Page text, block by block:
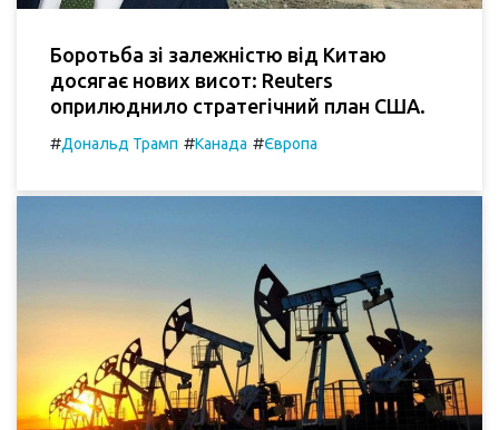
Боротьба зі залежністю від Китаю
досягає нових висот: Reuters
оприлюднило стратегічний план США.
#Дональд Трамп #Канада #Європа